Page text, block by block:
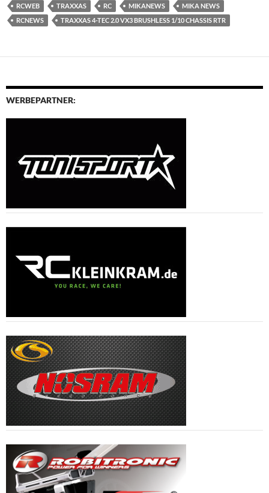
RCWEB TRAXXAS RC MIKANEWS
MIKA NEWS
RCNEWS
TRAXXAS 4-TEC 2.0 VX3 BRUSHLESS 1/10 CHASSIS RTR
WERBEPARTNER: